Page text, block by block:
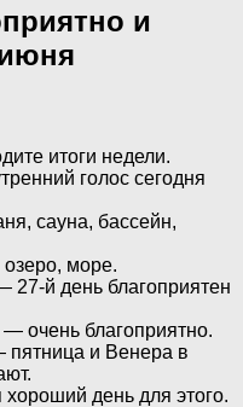
и
итоги недели.
голос сегодня
сауна, бассейн,
море.
27-й день благоприятен
— очень благоприятно.
пятница и Венера в
день для этого.